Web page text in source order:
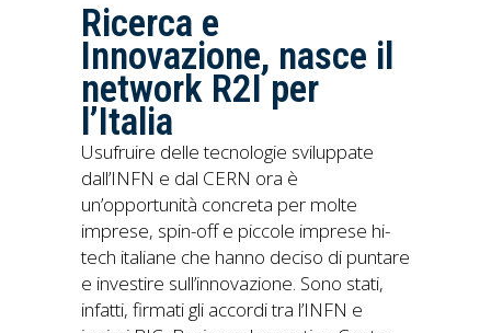
Ricerca e
Innovazione, nasce il
network R2I per
l’Italia
Usufruire delle tecnologie sviluppate
dall’INFN e dal CERN ora è
un’opportunità concreta per molte
imprese, spin-off e piccole imprese hi-
tech italiane che hanno deciso di puntare
e investire sull’innovazione. Sono stati,
infatti, firmati gli accordi tra l’INFN e